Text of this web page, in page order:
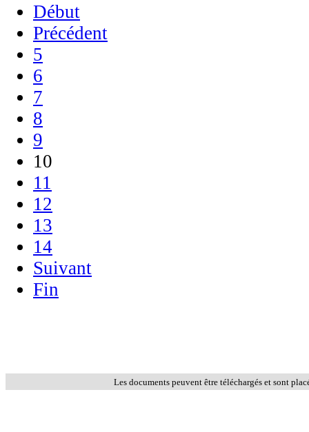
Début
Précédent
5
6
7
8
9
10
11
12
13
14
Suivant
Fin
Les documents peuvent être téléchargés et sont